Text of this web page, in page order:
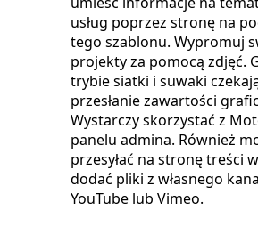
usług poprzez stronę na
tego szablonu. Wypromuj
projekty za pomocą zdjęć.
trybie siatki i suwaki
przesłanie zawartości
Wystarczy skorzystać z
panelu admina. Również
przesyłać na stronę treści
dodać pliki z własnego
YouTube lub Vimeo.